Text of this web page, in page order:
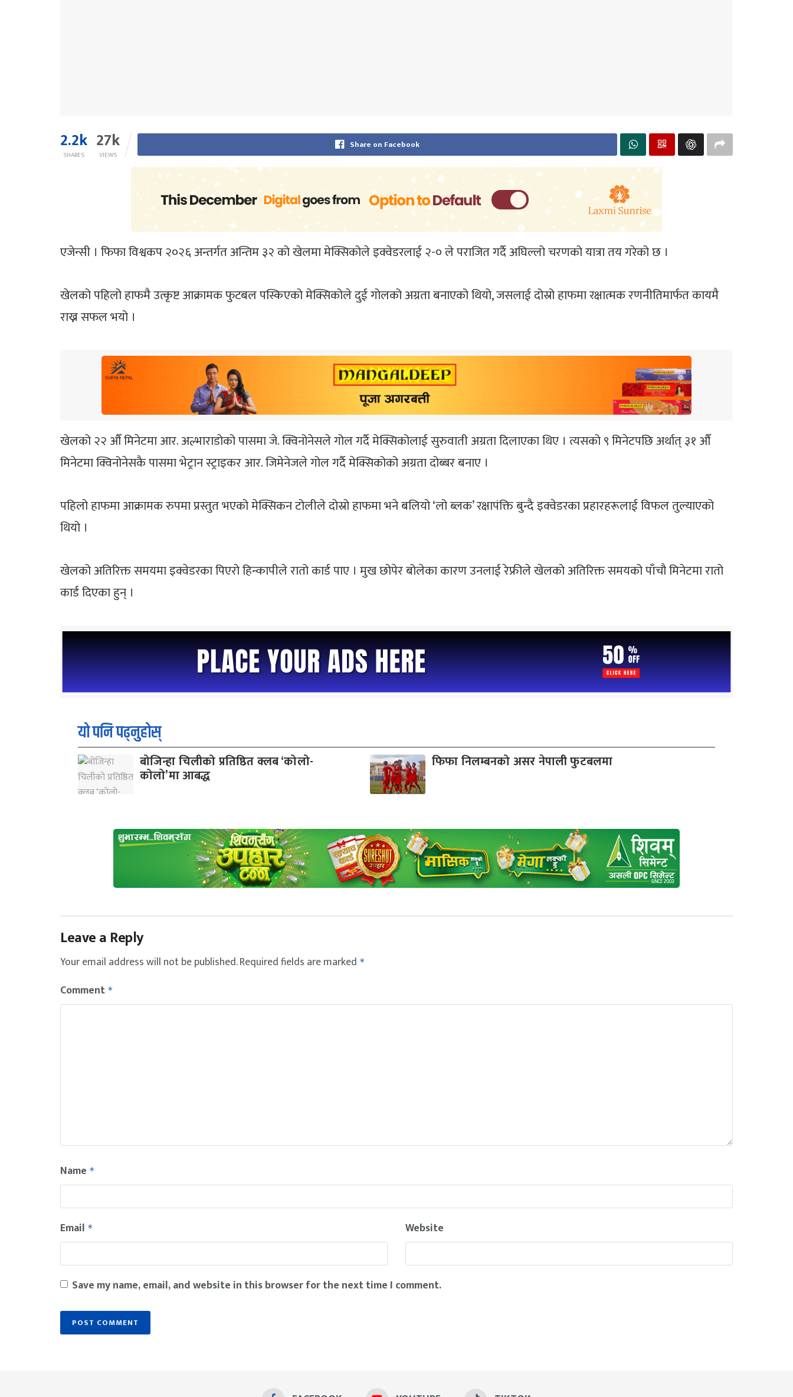
2.2k
SHARES
27k
VIEWS
Share on Facebook
एजेन्सी । फिफा विश्वकप २०२६ अन्तर्गत अन्तिम ३२ को खेलमा मेक्सिकोले इक्वेडरलाई २-० ले पराजित गर्दै अघिल्लो चरणको यात्रा तय गरेको छ ।
खेलको पहिलो हाफमै उत्कृष्ट आक्रामक फुटबल पस्किएको मेक्सिकोले दुई गोलको अग्रता बनाएको थियो, जसलाई दोस्रो हाफमा रक्षात्मक रणनीतिमार्फत कायमै
राख्न सफल भयो ।
खेलको २२ औँ मिनेटमा आर. अल्भाराडोको पासमा जे. क्विनोनेसले गोल गर्दै मेक्सिकोलाई सुरुवाती अग्रता दिलाएका थिए । त्यसको ९ मिनेटपछि अर्थात् ३१ औँ
मिनेटमा क्विनोनेसकै पासमा भेट्रान स्ट्राइकर आर. जिमेनेजले गोल गर्दै मेक्सिकोको अग्रता दोब्बर बनाए ।
पहिलो हाफमा आक्रामक रुपमा प्रस्तुत भएको मेक्सिकन टोलीले दोस्रो हाफमा भने बलियो ‘लो ब्लक’ रक्षापंक्ति बुन्दै इक्वेडरका प्रहारहरूलाई विफल तुल्याएको
थियो ।
खेलको अतिरिक्त समयमा इक्वेडरका पिएरो हिन्कापीले रातो कार्ड पाए । मुख छोपेर बोलेका कारण उनलाई रेफ्रीले खेलको अतिरिक्त समयको पाँचौ मिनेटमा रातो
कार्ड दिएका हुन् ।
यो पनि पढ्नुहोस्
बोजिन्हा चिलीको प्रतिष्ठित क्लब ‘कोलो-
कोलो’मा आबद्ध
फिफा निलम्बनको असर नेपाली फुटबलमा
Leave a Reply
Your email address will not be published.Required fields are marked *
Comment *
Name *
Email * Website
Save my name, email, and website in this browser for the next time I comment.